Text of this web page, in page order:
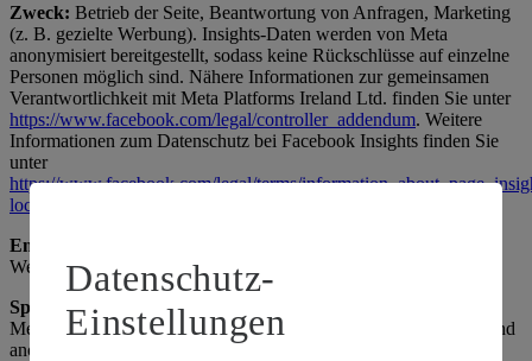
Zweck: Betrieb der Seite, Beantwortung von Anfragen, Marketing
(z. B. gezielte Werbung). Insights-Daten werden von Meta
anonymisiert bereitgestellt, sodass keine Rückschlüsse auf einzelne
Personen möglich sind. Nähere Informationen zur gemeinsamen
Verantwortlichkeit mit Meta Platforms Ireland Ltd. finden Sie unter
https://www.facebook.com/legal/controller_addendum. Weitere
Informationen zum Datenschutz bei Facebook Insights finden Sie
unter
https://www.facebook.com/legal/terms/
locale=de_DE
Empfänger:
Werbeagenturen.
Speicherdauer:
Solange das Profil aktiv ist oder bis Widerruf,
Meta-speicher nach deren Richtlinien. Hinweis: Insights-Daten sind
anonymisiert.
Datenschutz-
Einstellungen